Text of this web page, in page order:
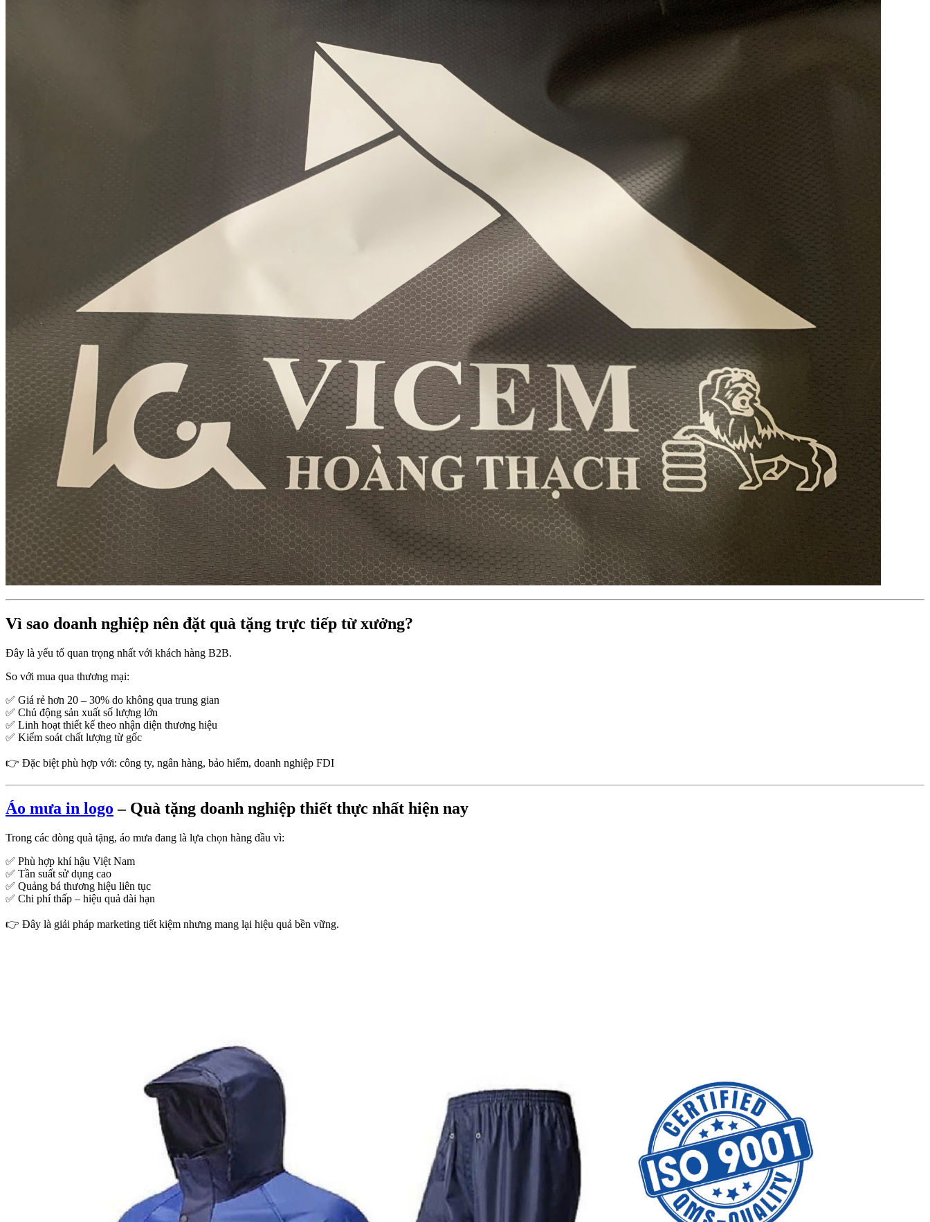
Vì sao doanh nghiệp nên đặt quà tặng trực tiếp từ xưởng?
Đây là yếu tố quan trọng nhất với khách hàng B2B.
So với mua qua thương mại:
✅ Giá rẻ hơn 20 – 30% do không qua trung gian
✅ Chủ động sản xuất số lượng lớn
✅ Linh hoạt thiết kế theo nhận diện thương hiệu
✅ Kiểm soát chất lượng từ gốc
👉 Đặc biệt phù hợp với: công ty, ngân hàng, bảo hiểm, doanh nghiệp FDI
Áo mưa in logo – Quà tặng doanh nghiệp thiết thực nhất hiện nay
Trong các dòng quà tặng, áo mưa đang là lựa chọn hàng đầu vì:
✅ Phù hợp khí hậu Việt Nam
✅ Tần suất sử dụng cao
✅ Quảng bá thương hiệu liên tục
✅ Chi phí thấp – hiệu quả dài hạn
👉 Đây là giải pháp marketing tiết kiệm nhưng mang lại hiệu quả bền vững.